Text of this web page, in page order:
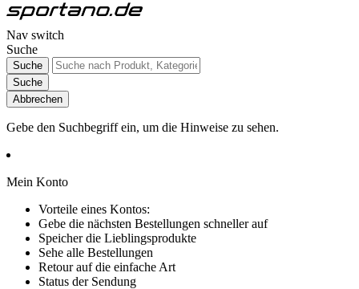
Nav switch
Suche
Suche
Suche
Abbrechen
Gebe den Suchbegriff ein, um die Hinweise zu sehen.
Mein Konto
Vorteile eines Kontos:
Gebe die nächsten Bestellungen schneller auf
Speicher die Lieblingsprodukte
Sehe alle Bestellungen
Retour auf die einfache Art
Status der Sendung